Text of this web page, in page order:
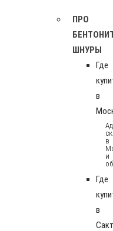
ПРО
ШНУРЫ
Где
в
в
и
Где
в